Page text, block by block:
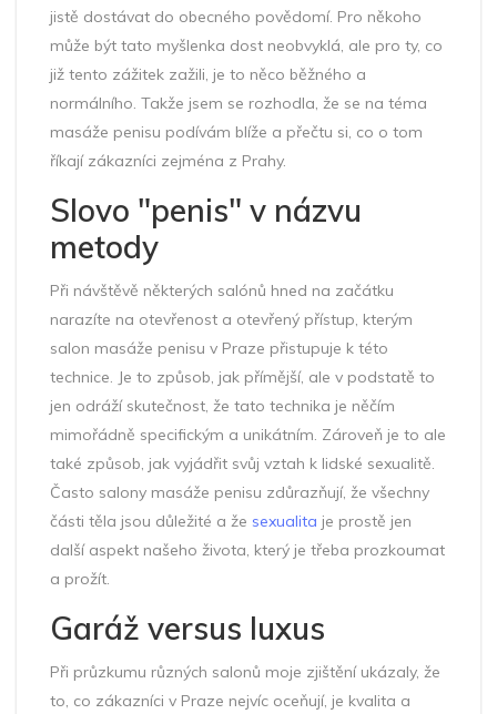
jistě dostávat do obecného povědomí. Pro někoho
může být tato myšlenka dost neobvyklá, ale pro ty, co
již tento zážitek zažili, je to něco běžného a
normálního. Takže jsem se rozhodla, že se na téma
masáže penisu podívám blíže a přečtu si, co o tom
říkají zákazníci zejména z Prahy.
Slovo "penis" v názvu
metody
Při návštěvě některých salónů hned na začátku
narazíte na otevřenost a otevřený přístup, kterým
salon masáže penisu v Praze přistupuje k této
technice. Je to způsob, jak přímější, ale v podstatě to
jen odráží skutečnost, že tato technika je něčím
mimořádně specifickým a unikátním. Zároveň je to ale
také způsob, jak vyjádřit svůj vztah k lidské sexualitě.
Často salony masáže penisu zdůrazňují, že všechny
části těla jsou důležité a že sexualita je prostě jen
další aspekt našeho života, který je třeba prozkoumat
a prožít.
Garáž versus luxus
Při průzkumu různých salonů moje zjištění ukázaly, že
to, co zákazníci v Praze nejvíc oceňují, je kvalita a